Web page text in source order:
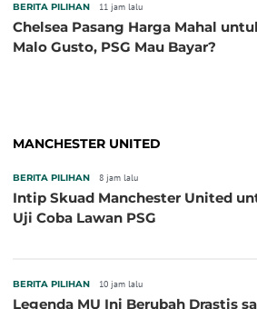
BERITA PILIHAN 11 jam lalu
Chelsea Pasang Harga Mahal
Malo Gusto, PSG Mau Bayar?
MANCHESTER UNITED
BERITA PILIHAN 8 jam lalu
Intip Skuad Manchester United
Uji Coba Lawan PSG
BERITA PILIHAN 10 jam lalu
Legenda MU Ini Berubah Drastis